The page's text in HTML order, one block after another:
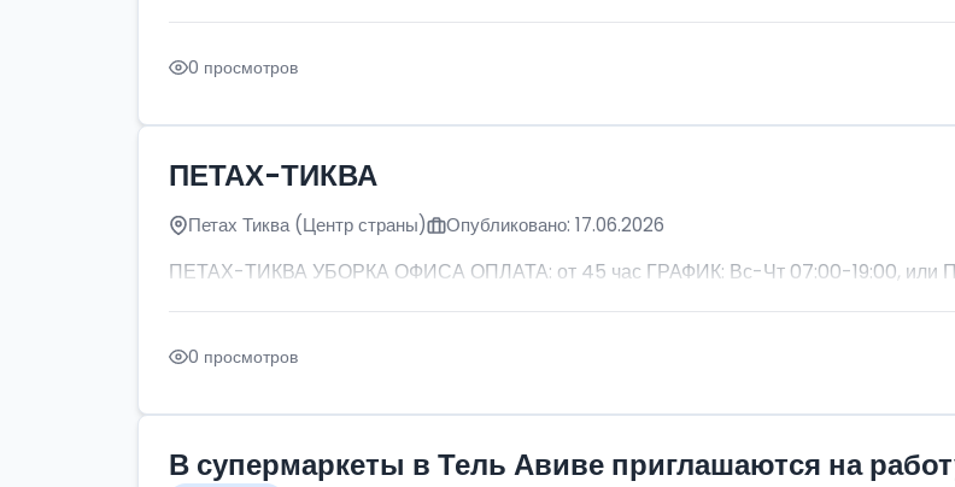
0 просмотров
ПЕТАХ-ТИКВА
Петах Тиква (Центр страны) Опубликовано: 17.06.2026
ПЕТАХ-ТИКВА УБОРКА ОФИСА ОПЛАТА: от 45 час ГРАФИК: Вс-Чт 07:00-19:00, или
0 просмотров
В супермаркеты в Тель Авиве приглашаются на